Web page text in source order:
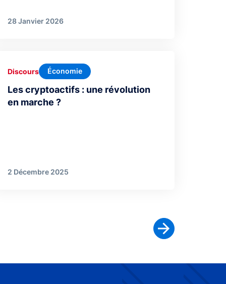
28 Janvier 2026
Les cryptoactifs : une révolution
en marche ?
Discours Économie
2 Décembre 2025
Page suivante